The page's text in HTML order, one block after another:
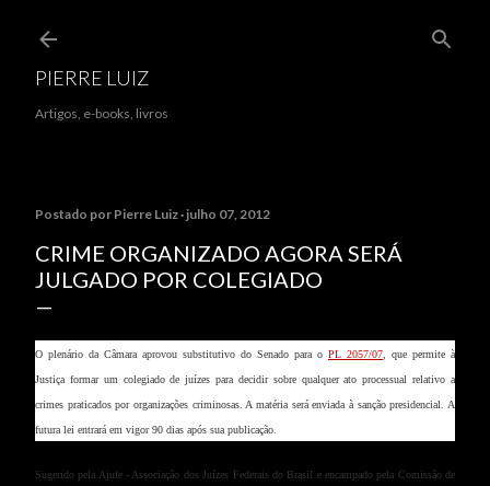
PIERRE LUIZ
Artigos, e-books, livros
Postado por Pierre Luiz julho 07, 2012
CRIME ORGANIZADO AGORA SERÁ
JULGADO POR COLEGIADO
O plenário da Câmara aprovou substitutivo do Senado para o PL 2057/07 , que permite à
Justiça formar um colegiado de juízes para decidir sobre qualquer ato processual relativo a
crimes praticados por organizações criminosas. A matéria será enviada à sanção presidencial. A
futura lei entrará em vigor 90 dias após sua publicação.
Sugerido pela Ajufe - Associação dos Juízes Federais do Brasil e encampado pela Comissão de